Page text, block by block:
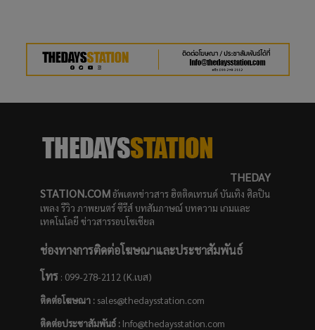
THEDAY
STATION.COM อัพเดทข่าวสาร ฮิตติดเทรนด์ บันเทิง ศิลปิน
เพลง รีวิว ภาพยนตร์ ซีรีส์ บทสัมภาษณ์ บทความ เกมและ
เทคโนโลยี ข่าวสารรอบโซเชียล
ช่องทางการติดต่อโฆษณาและประชาสัมพันธ์
โทร: 099-278-2112 (K.เบส)
ติดต่อโฆษณา :sales@thedaysstation.com
ติดต่อประชาสัมพันธ์: Info@thedaysstation.com